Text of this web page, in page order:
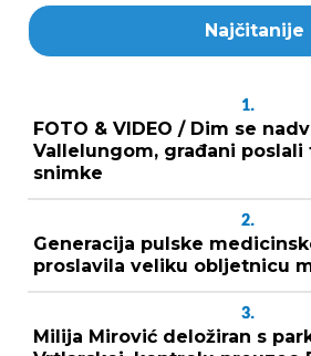
Najčitanije
1.
FOTO & VIDEO / Dim se
Vallelungom, građani
snimke
2.
Generacija pulske
proslavila veliku obljetnicu
3.
Milija Mirović deložiran s